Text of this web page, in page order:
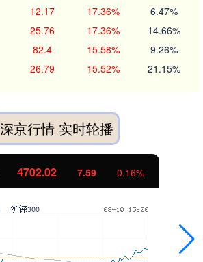
12.17 17.36% 6.47%
25.76 17.36% 14.66%
82.4 15.58% 9.26%
26.79 15.52% 21.15%
京行情 实时轮播
4702.02 7.59 0.16%